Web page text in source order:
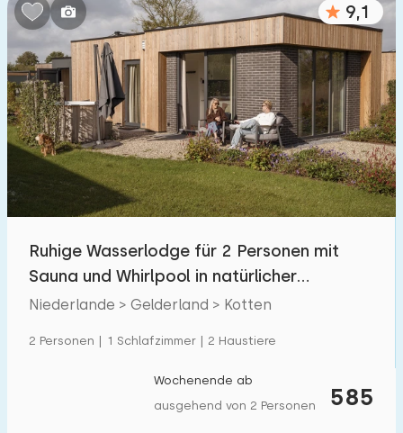
Eingezäunter Garten 14
Spielgeräte im Garten 11
Hallenbad
Freibad 10
Kinderanimation 5
Kindereinrichtungen im Park 5
Zugänglichkeit
9,1
Ruhige Wasserlodge für 2 Personen mit
Sauna und Whirlpool in natürlicher
Umgebung
Niederlande > Gelderland > Kotten
2 Personen | 1 Schlafzimmer | 2 Haustiere
585
Wochenende ab
ausgehend von 2 Personen